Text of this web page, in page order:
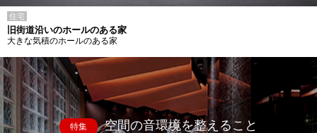
住宅
旧街道沿いのホールのある家
大きな気積のホールのある家
特集 空間の音環境を整えること